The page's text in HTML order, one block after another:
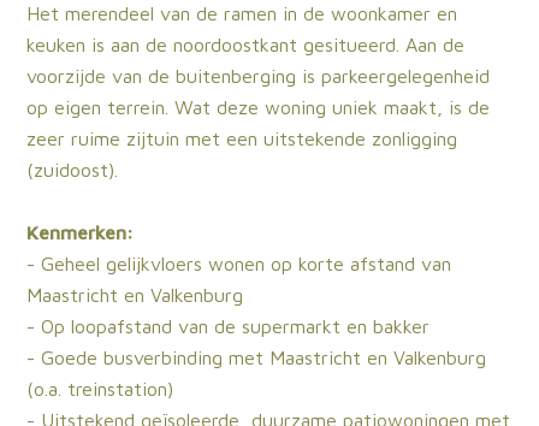
Het merendeel van de ramen in de woonkamer en
keuken is aan de noordoostkant gesitueerd. Aan de
voorzijde van de buitenberging is parkeergelegenheid
op eigen terrein. Wat deze woning uniek maakt, is de
zeer ruime zijtuin met een uitstekende zonligging
(zuidoost).
Kenmerken:
- Geheel gelijkvloers wonen op korte afstand van
Maastricht en Valkenburg
- Op loopafstand van de supermarkt en bakker
- Goede busverbinding met Maastricht en Valkenburg
(o.a. treinstation)
- Uitstekend geïsoleerde, duurzame patiowoningen met